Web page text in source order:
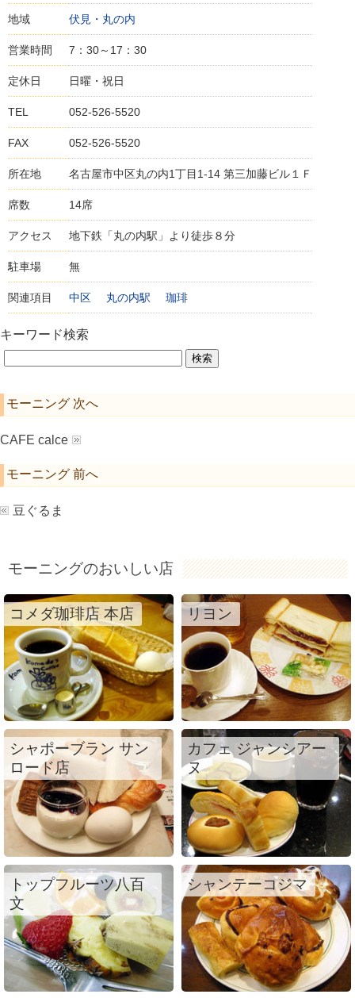
地域 伏見・丸の内
営業時間 7：30～17：30
定休日 日曜・祝日
TEL 052-526-5520
FAX 052-526-5520
所在地 名古屋市中区丸の内1丁目1-14 第三加藤ビル１Ｆ
席数 14席
アクセス 地下鉄「丸の内駅」より徒歩８分
駐車場 無
関連項目 中区 丸の内駅 珈琲
キーワード検索
モーニング 次へ
CAFE calce
モーニング 前へ
豆ぐるま
モーニングのおいしい店
コメダ珈琲店 本店 リヨン
シャポーブラン サン
ロード店
カフェ ジャンシアー
ヌ
トップフルーツ八百
文
シャンテーコジマ